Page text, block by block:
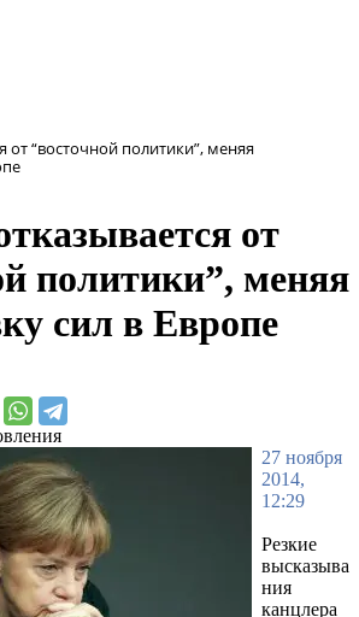
от “восточной политики”, меняя
от
политики”, меняя
сил в Европе
27 ноября
2014,
12:29
Резкие
высказыва
ния
канцлера